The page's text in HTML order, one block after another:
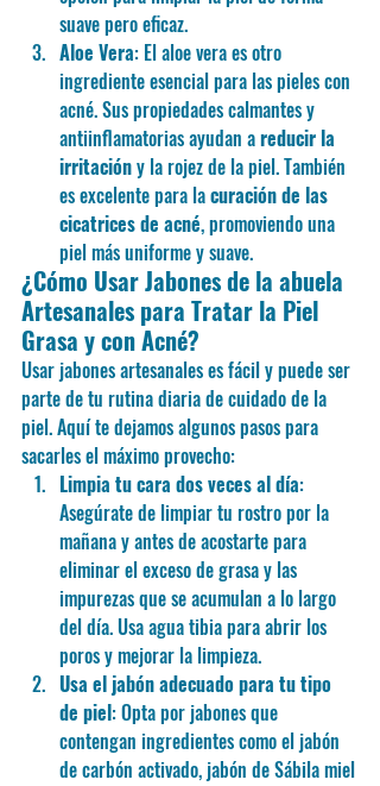
suave pero eficaz.
Aloe Vera: El aloe vera es otro
ingrediente esencial para las pieles con
acné. Sus propiedades calmantes y
antiinflamatorias ayudan a reducir la
irritación y la rojez de la piel. También
es excelente para la curación de las
cicatrices de acné, promoviendo una
piel más uniforme y suave.
¿Cómo Usar Jabones de la abuela
Artesanales para Tratar la Piel
Grasa y con Acné?
Usar jabones artesanales es fácil y puede ser
parte de tu rutina diaria de cuidado de la
piel. Aquí te dejamos algunos pasos para
sacarles el máximo provecho:
Limpia tu cara dos veces al día:
Asegúrate de limpiar tu rostro por la
mañana y antes de acostarte para
eliminar el exceso de grasa y las
impurezas que se acumulan a lo largo
del día. Usa agua tibia para abrir los
poros y mejorar la limpieza.
Usa el jabón adecuado para tu tipo
de piel: Opta por jabones que
contengan ingredientes como el jabón
de carbón activado, jabón de Sábila miel